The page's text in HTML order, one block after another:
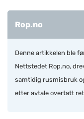
Rop.no
Denne artikkelen ble
Nettstedet Rop.no,
samtidig rusmisbruk
etter avtale overtatt